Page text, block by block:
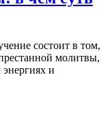
состоит в том,
молитвы,
и